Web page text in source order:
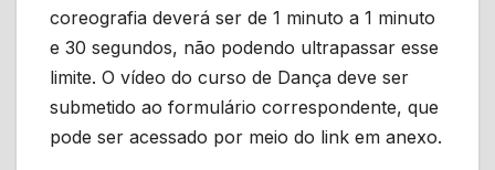
coreografia deverá ser de 1 minuto a 1 minuto
e 30 segundos, não podendo ultrapassar esse
limite. O vídeo do curso de Dança deve ser
submetido ao formulário correspondente, que
pode ser acessado por meio do link em anexo.